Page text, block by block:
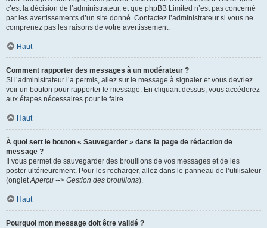
c’est la décision de l’administrateur, et que phpBB Limited n’est pas concerné
par les avertissements d’un site donné. Contactez l’administrateur si vous ne
comprenez pas les raisons de votre avertissement.
Haut
Comment rapporter des messages à un modérateur ?
Si l’administrateur l’a permis, allez sur le message à signaler et vous devriez
voir un bouton pour rapporter le message. En cliquant dessus, vous accéderez
aux étapes nécessaires pour le faire.
Haut
À quoi sert le bouton « Sauvegarder » dans la page de rédaction de
message ?
Il vous permet de sauvegarder des brouillons de vos messages et de les
poster ultérieurement. Pour les recharger, allez dans le panneau de l’utilisateur
(ongletAperçu --> Gestion des brouillons).
Haut
Pourquoi mon message doit être validé ?